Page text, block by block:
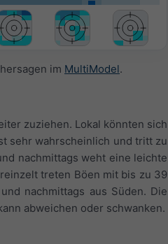
im MultiModel.
zuziehen. Lokal könnten sich
sehr wahrscheinlich und tritt zu
nachmittags weht eine leichte
treten Böen mit bis zu 39
nachmittags aus Süden. Die
abweichen oder schwanken.